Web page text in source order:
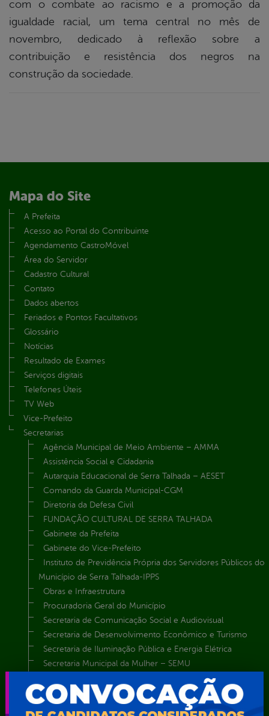
com o combate ao racismo e a promoção da
igualdade racial, um tema central no mês de
novembro, dedicado à reflexão sobre a
contribuição e resistência dos negros na
construção da sociedade.
Mapa do Site
A Prefeita
Acesso ao Portal do Contribuinte
Agendamento CastroMóvel
Área do Servidor
Cadastro Cultural
Contato
Dados abertos
Feriados e Pontos Facultativos
Glossário
Notícias
Resultado de Exames
Serviços digitais
Telefones Úteis
TV Web
Vice-Prefeito
Secretarias
Agência Municipal de Meio Ambiente – AMMA
Assistência Social e Cidadania
Autarquia Educacional de Serra Talhada – AESET
Comando da Guarda Municipal-CGM
Diretoria da Defesa Civil
FUNDAÇÃO CULTURAL DE SERRA TALHADA
Gabinete da Prefeita
Gabinete do Vice-Prefeito
Instituto de Previdência Própria dos Servidores Públicos do
Município de Serra Talhada-IPPS
Obras e Infraestrutura
Procuradoria Geral do Município
Secretaria de Comunicação Social e Audiovisual
Secretaria de Desenvolvimento Econômico e Turismo
Secretaria de Iluminação Pública e Energia Elétrica
Secretaria Municipal da Mulher – SEMU
Secretaria Municipal de Administração – SAD
Secretaria Municipal de Agricultura e Recursos Hídricos –
SEMARH / Secretaria de Agricultura Familiar – SEMAF